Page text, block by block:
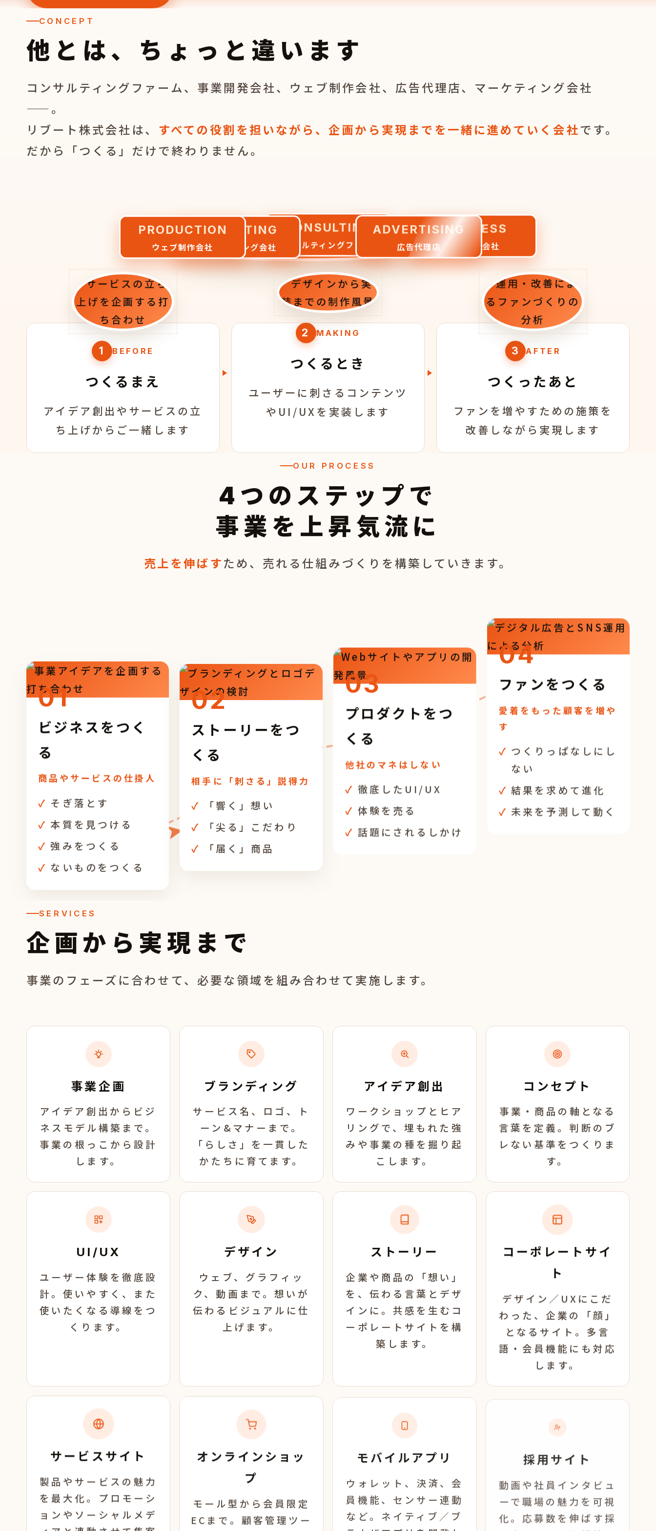
CONCEPT
他とは、ちょっと違います
コンサルティングファーム、事業開発会社、ウェブ制作会社、広告代理店、マーケティング会社
——。
リブート株式会社は、 すべての役割を担いながら、企画から実現までを一緒に進めていく会社です。
だから「つくる」だけで終わりません。
売上拡大を
実現していきます
CONSULTING
コンサルティングファーム
BUSINESS
事業開発会社
ADVERTISING
広告代理店
MARKETING
マーケティング会社
PRODUCTION
ウェブ制作会社
1 BEFORE
つくるまえ
アイデア創出やサービスの立
ち上げからご一緒します
2 MAKING
つくるとき
ユーザーに刺さるコンテンツ
やUI/UXを実装します
3 AFTER
つくったあと
ファンを増やすための施策を
改善しながら実現します
OUR PROCESS
4つのステップで
事業を上昇気流に
売上を伸ばすため、売れる仕組みづくりを構築していきます。
01
ビジネスをつく
る
商品やサービスの仕掛人
そぎ落とす
本質を見つける
強みをつくる
ないものをつくる
02
ストーリーをつ
くる
相手に「刺さる」説得力
「響く」想い
「尖る」こだわり
「届く」商品
03
プロダクトをつ
くる
他社のマネはしない
徹底したUI/UX
体験を売る
話題にされるしかけ
04
ファンをつくる
愛着をもった顧客を増や
す
つくりっぱなしにし
ない
結果を求めて進化
未来を予測して動く
SERVICES
企画から実現まで
事業のフェーズに合わせて、必要な領域を組み合わせて実施します。
事業企画
アイデア創出からビジ
ネスモデル構築まで。
事業の根っこから設計
します。
ブランディング
サービス名、ロゴ、ト
ーン&マナーまで。
「らしさ」を一貫した
かたちに育てます。
アイデア創出
ワークショップとヒア
リングで、埋もれた強
みや事業の種を掘り起
こします。
コンセプト
事業・商品の軸となる
言葉を定義。判断のブ
レない基準をつくりま
す。
UI/UX
ユーザー体験を徹底設
計。使いやすく、また
使いたくなる導線をつ
くります。
デザイン
ウェブ、グラフィッ
ク、動画まで。想いが
伝わるビジュアルに仕
上げます。
ストーリー
企業や商品の「想い」
を、伝わる言葉とデザ
インに。共感を生むコ
ーポレートサイトを構
築します。
コーポレートサイ
ト
デザイン／UXにこだ
わった、企業の「顔」
となるサイト。多言
語・会員機能にも対応
します。
サービスサイト
製品やサービスの魅力
を最大化。プロモーシ
ョンやソーシャルメデ
オンラインショッ
プ
モール型から会員限定
ECまで。顧客管理ツー
モバイルアプリ
ウォレット、決済、会
員機能、センサー連動
など。ネイティブ／ブ
採用サイト
動画や社員インタビュ
ーで職場の魅力を可視
化。応募数を伸ばす採